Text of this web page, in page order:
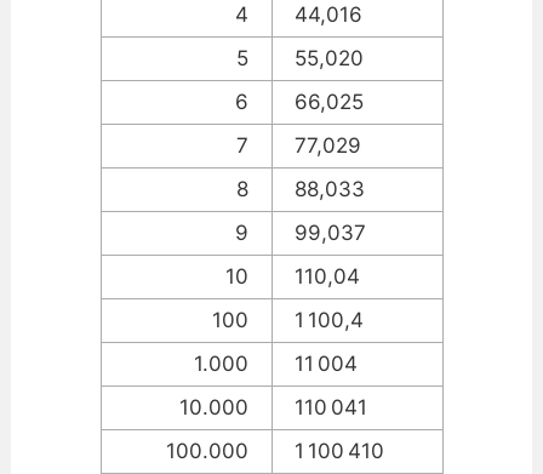
4
44,016
5
55,020
6
66,025
7
77,029
8
88,033
9
99,037
10
110,04
100
1 100,4
1.000
11 004
10.000
110 041
100.000
1 100 410